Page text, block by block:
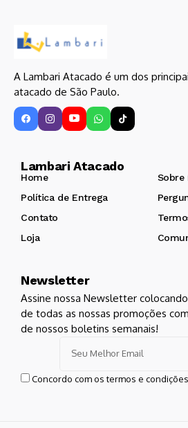
A Lambari Atacado é um dos
atacado de São Paulo.
Lambari Atacado
Home
Sobre
Política de Entrega
Contato
Loja
Newsletter
Assine nossa Newsletter
de todas as nossas promoções
de nossos boletins semanais!
Concordo com os termos e condições